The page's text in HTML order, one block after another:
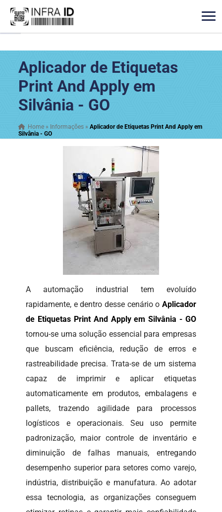
Aplicador de Etiquetas
Print And Apply em
Silvânia - GO
Home » Informações »Aplicador de Etiquetas Print And Apply em
Silvânia - GO
A automação industrial tem evoluído
rapidamente, e dentro desse cenário o Aplicador
de Etiquetas Print And Apply em Silvânia - GO
tornou-se uma solução essencial para empresas
que buscam eficiência, redução de erros e
rastreabilidade precisa. Trata-se de um sistema
capaz de imprimir e aplicar etiquetas
automaticamente em produtos, embalagens e
pallets, trazendo agilidade para processos
logísticos e operacionais. Seu uso permite
padronização, maior controle de inventário e
diminuição de falhas manuais, entregando
desempenho superior para setores como varejo,
indústria, distribuição e manufatura. Ao adotar
essa tecnologia, as organizações conseguem